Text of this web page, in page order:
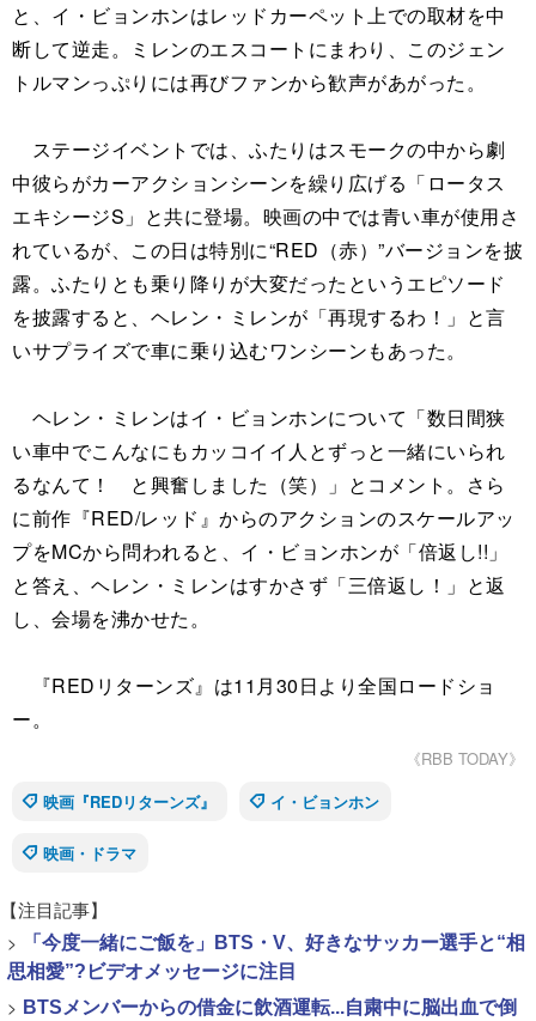
と、イ・ビョンホンはレッドカーペット上での取材を中
断して逆走。ミレンのエスコートにまわり、このジェン
トルマンっぷりには再びファンから歓声があがった。
ステージイベントでは、ふたりはスモークの中から劇
中彼らがカーアクションシーンを繰り広げる「ロータス
エキシージS」と共に登場。映画の中では青い車が使用さ
れているが、この日は特別に“RED（赤）”バージョンを披
露。ふたりとも乗り降りが大変だったというエピソード
を披露すると、ヘレン・ミレンが「再現するわ！」と言
いサプライズで車に乗り込むワンシーンもあった。
ヘレン・ミレンはイ・ビョンホンについて「数日間狭
い車中でこんなにもカッコイイ人とずっと一緒にいられ
るなんて！ と興奮しました（笑）」とコメント。さら
に前作『RED/レッド』からのアクションのスケールアッ
プをMCから問われると、イ・ビョンホンが「倍返し!!」
と答え、ヘレン・ミレンはすかさず「三倍返し！」と返
し、会場を沸かせた。
『REDリターンズ』は11月30日より全国ロードショ
ー。
《RBB TODAY》
映画『REDリターンズ』
イ・ビョンホン
映画・ドラマ
【注目記事】
>
「今度一緒にご飯を」BTS・V、好きなサッカー選手と“相
思相愛”?ビデオメッセージに注目
> BTSメンバーからの借金に飲酒運転...自粛中に脳出血で倒